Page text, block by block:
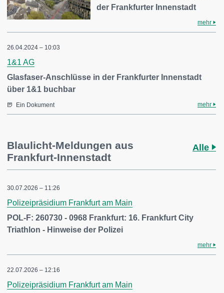
der Frankfurter Innenstadt
mehr
26.04.2024 – 10:03
1&1 AG
Glasfaser-Anschlüsse in der Frankfurter Innenstadt
über 1&1 buchbar
Ein Dokument mehr
Blaulicht-Meldungen aus
Frankfurt-Innenstadt
Alle
30.07.2026 – 11:26
Polizeipräsidium Frankfurt am Main
POL-F: 260730 - 0968 Frankfurt: 16. Frankfurt City
Triathlon - Hinweise der Polizei
mehr
22.07.2026 – 12:16
Polizeipräsidium Frankfurt am Main